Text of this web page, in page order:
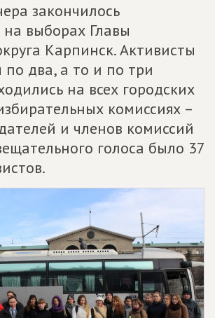
закончилось
на выборах Главы
Карпинск. Активисты
два, а то и по три
на всех городских
комиссиях –
и членов комиссий
голоса было 37